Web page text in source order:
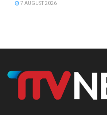
7 AUGUST 2026